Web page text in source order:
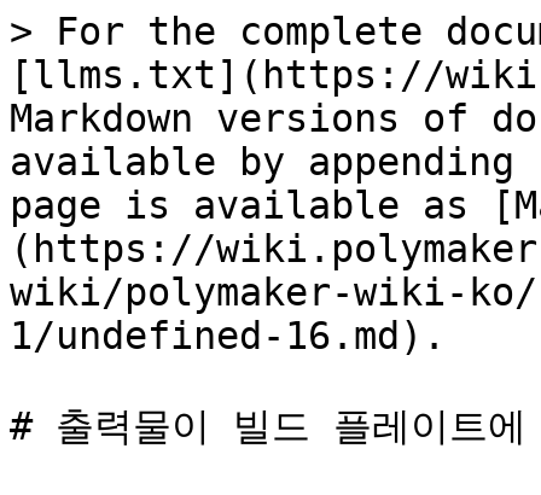
> For the complete
[llms.txt](https://
Markdown versions of
available by
page is available as
(https://
wiki/polymaker-wiki-
1/undefined-16.md).
# 출력물이 빌드 플레이트